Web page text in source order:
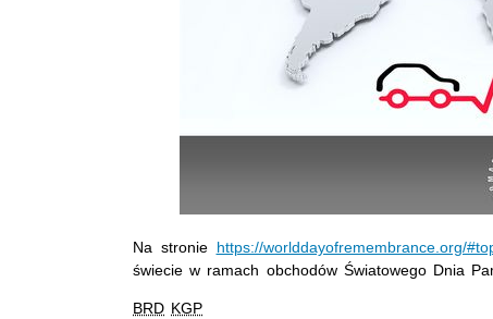
Na stronie https://worlddayofremembrance.org/
świecie w ramach obchodów Światowego Dnia
BRD KGP